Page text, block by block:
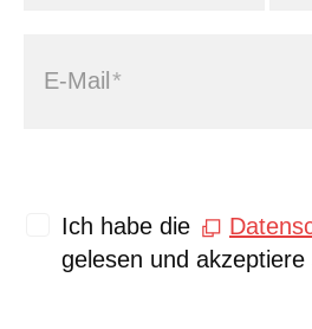
E-Mail*
Hinweis
Das versteckte Feld
Ich habe die
gelesen und akzeptiere